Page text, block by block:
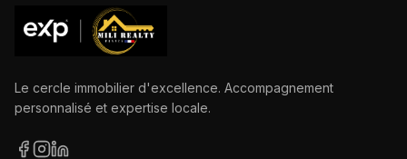
Le cercle immobilier d'excellence. Accompagnement
personnalisé et expertise locale.